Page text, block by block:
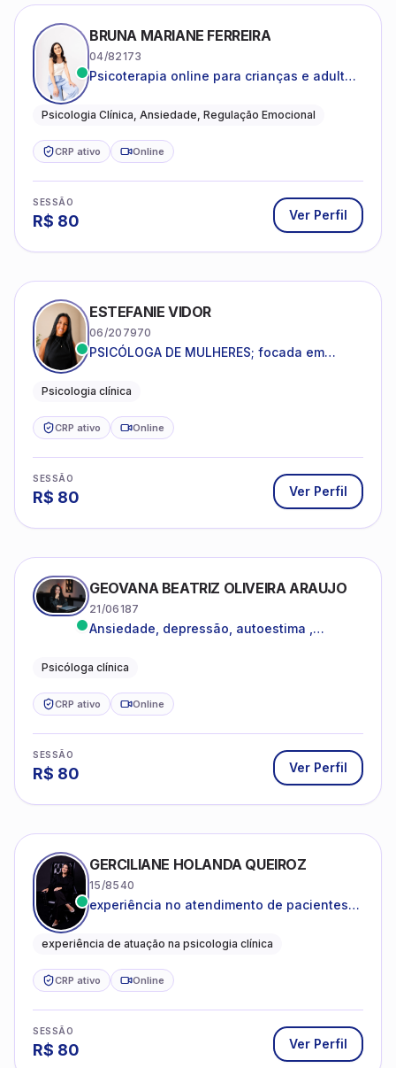
BRUNA MARIANE FERREIRA
04/82173
Psicoterapia online para crianças e adultos
reduzir a ansiedade e construir uma vida
Psicologia Clínica, Ansiedade, Regulação Emocional
CRP ativo Online
SESSÃO
R$ 80 Ver Perfil
ESTEFANIE VIDOR
06/207970
PSICÓLOGA DE MULHERES; focada em
dentro da sua realidade.
Psicologia clínica
CRP ativo Online
SESSÃO
R$ 80 Ver Perfil
GEOVANA BEATRIZ OLIVEIRA ARAUJO
21/06187
Ansiedade, depressão, autoestima ,
Psicóloga clínica
CRP ativo Online
SESSÃO
R$ 80 Ver Perfil
GERCILIANE HOLANDA QUEIROZ
15/8540
experiência no atendimento de pacientes
catastróficos e comportamentos
experiência de atuação na psicologia clínica
CRP ativo Online
SESSÃO
R$ 80 Ver Perfil